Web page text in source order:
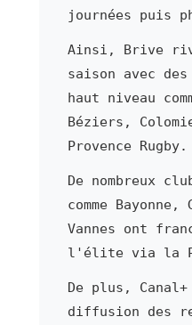
journées puis
Ainsi, Brive
saison avec
haut niveau
Béziers,
Provence Rugby.
De nombreux
comme Bayonne,
Vannes ont
l'élite via la
De plus,
diffusion des